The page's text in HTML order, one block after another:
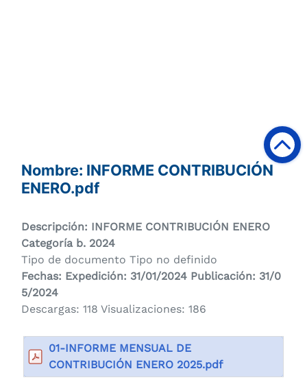
Nombre: INFORME CONTRIBUCIÓN
ENERO.pdf
Descripción: INFORME CONTRIBUCIÓN ENERO
Categoría b. 2024
Tipo de documento Tipo no definido
Fechas: Expedición: 31/01/2024 Publicación: 31/0
5/2024
Descargas: 118 Visualizaciones: 186
01-INFORME MENSUAL DE
CONTRIBUCIÓN ENERO 2025.pdf